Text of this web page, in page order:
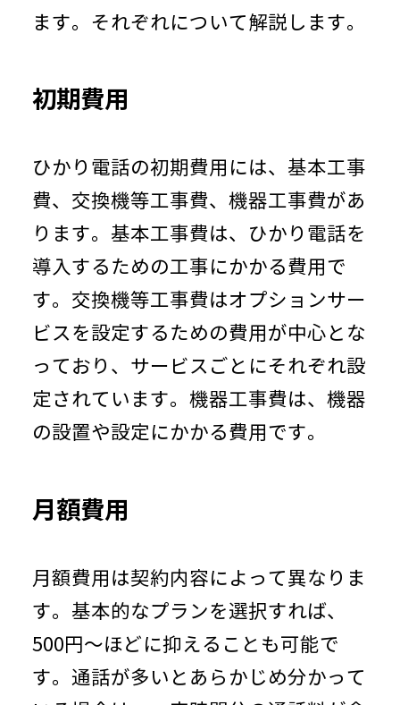
ます。それぞれについて解説します。
初期費用
ひかり電話の初期費用には、基本工事
費、交換機等工事費、機器工事費があ
ります。基本工事費は、ひかり電話を
導入するための工事にかかる費用で
す。交換機等工事費はオプションサー
ビスを設定するための費用が中心とな
っており、サービスごとにそれぞれ設
定されています。機器工事費は、機器
の設置や設定にかかる費用です。
月額費用
月額費用は契約内容によって異なりま
す。基本的なプランを選択すれば、
500円～ほどに抑えることも可能で
す。通話が多いとあらかじめ分かって